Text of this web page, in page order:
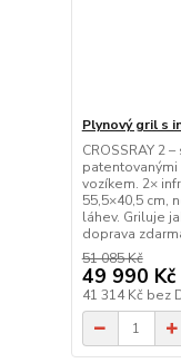
Plynový gril s
CROSSRAY 2
vozíkem. 2×
55,5×40,5 cm,
láhev. Griluje
doprava
51 085 Kč
49 990 Kč
41 314 Kč bez